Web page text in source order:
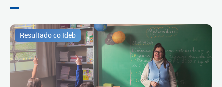
Resultado do Ideb